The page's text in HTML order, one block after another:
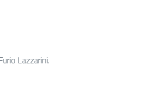
Lazzarini.